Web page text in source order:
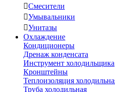
Смесители
Умывальники
Унитазы
Охлаждение
Кондиционеры
Дренаж конденсата
Инструмент холодильщика
Кронштейны
Теплоизоляция
Труба холодильная